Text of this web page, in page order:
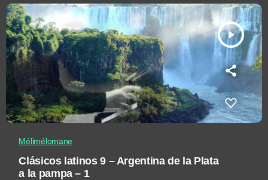
play_arrow
Mélimélomane
Clásicos latinos 9 – Argentina de la Plata
a la pampa – 1